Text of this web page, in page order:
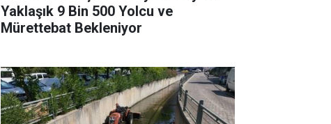
Yaklaşık 9 Bin 500 Yolcu ve
Mürettebat Bekleniyor